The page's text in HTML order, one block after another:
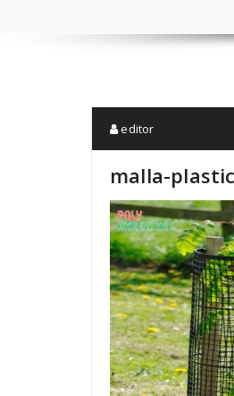
editor
malla-